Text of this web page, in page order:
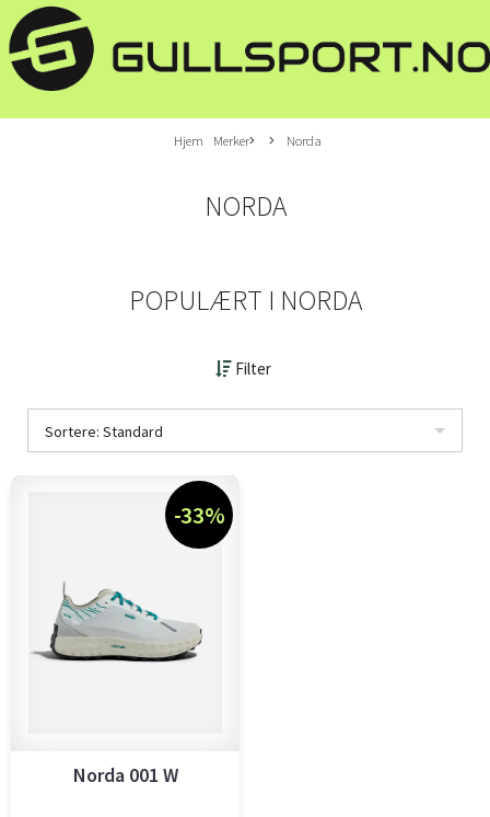
Hjem Merker Norda
NORDA
POPULÆRT I NORDA
Filter
Sortere: Standard
-33%
Norda 001 W